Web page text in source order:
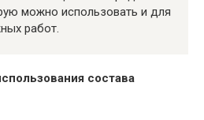
можно использовать и для
работ.
состава